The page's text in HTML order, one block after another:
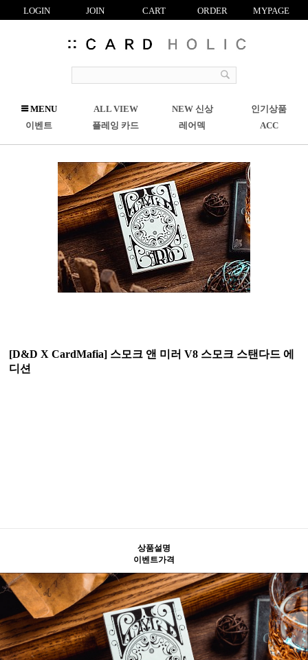
LOGIN JOIN CART ORDER MYPAGE
R
CMENU ALL VIEW NEW 신상
인기상품
이벤트
플레잉 카드 레어덱 ACC
[D&D X CardMafia] 스모크 앤 미러 V8 스모크 스탠다드 에
디션
상품설명
이벤트가격